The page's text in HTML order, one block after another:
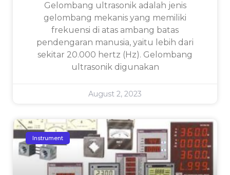
Gelombang ultrasonik adalah jenis
gelombang mekanis yang memiliki
frekuensi di atas ambang batas
pendengaran manusia, yaitu lebih dari
sekitar 20.000 hertz (Hz). Gelombang
ultrasonik digunakan
August 2, 2023
Instrument